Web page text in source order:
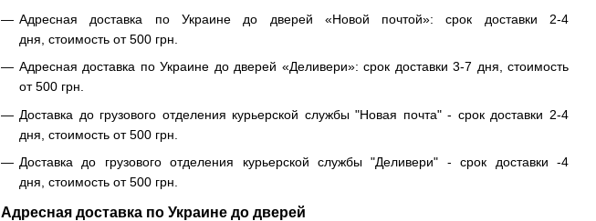
Адресная доставка по Украине до дверей «Новой почтой»: срок доставки 2-4
дня, стоимость от 500 грн.
Адресная доставка по Украине до дверей «Деливери»: срок доставки 3-7 дня, стоимость
от 500 грн.
Доставка до грузового отделения курьерской службы "Новая почта" - срок доставки 2-4
дня, стоимость от 500 грн.
Доставка до грузового отделения курьерской службы "Деливери" - срок доставки -4
дня, стоимость от 500 грн.
Адресная доставка по Украине до дверей